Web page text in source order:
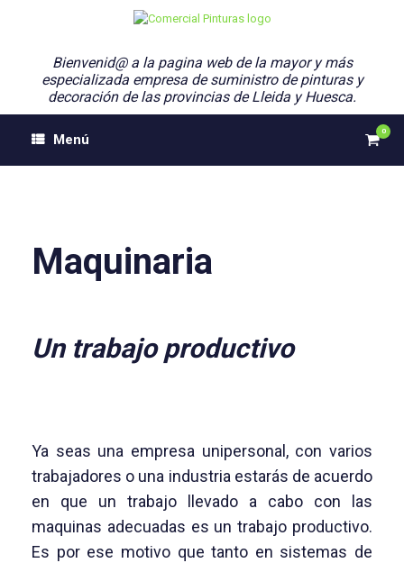
Bienvenid@ a la pagina web de la mayor y más
especializada empresa de suministro de pinturas y
decoración de las provincias de Lleida y Huesca.
Menú
Ver
0
Maquinaria
Un trabajo productivo
Ya seas una empresa unipersonal, con varios
trabajadores o una industria estarás de acuerdo
en que un trabajo llevado a cabo con las
maquinas adecuadas es un trabajo productivo.
Es por ese motivo que tanto en sistemas de